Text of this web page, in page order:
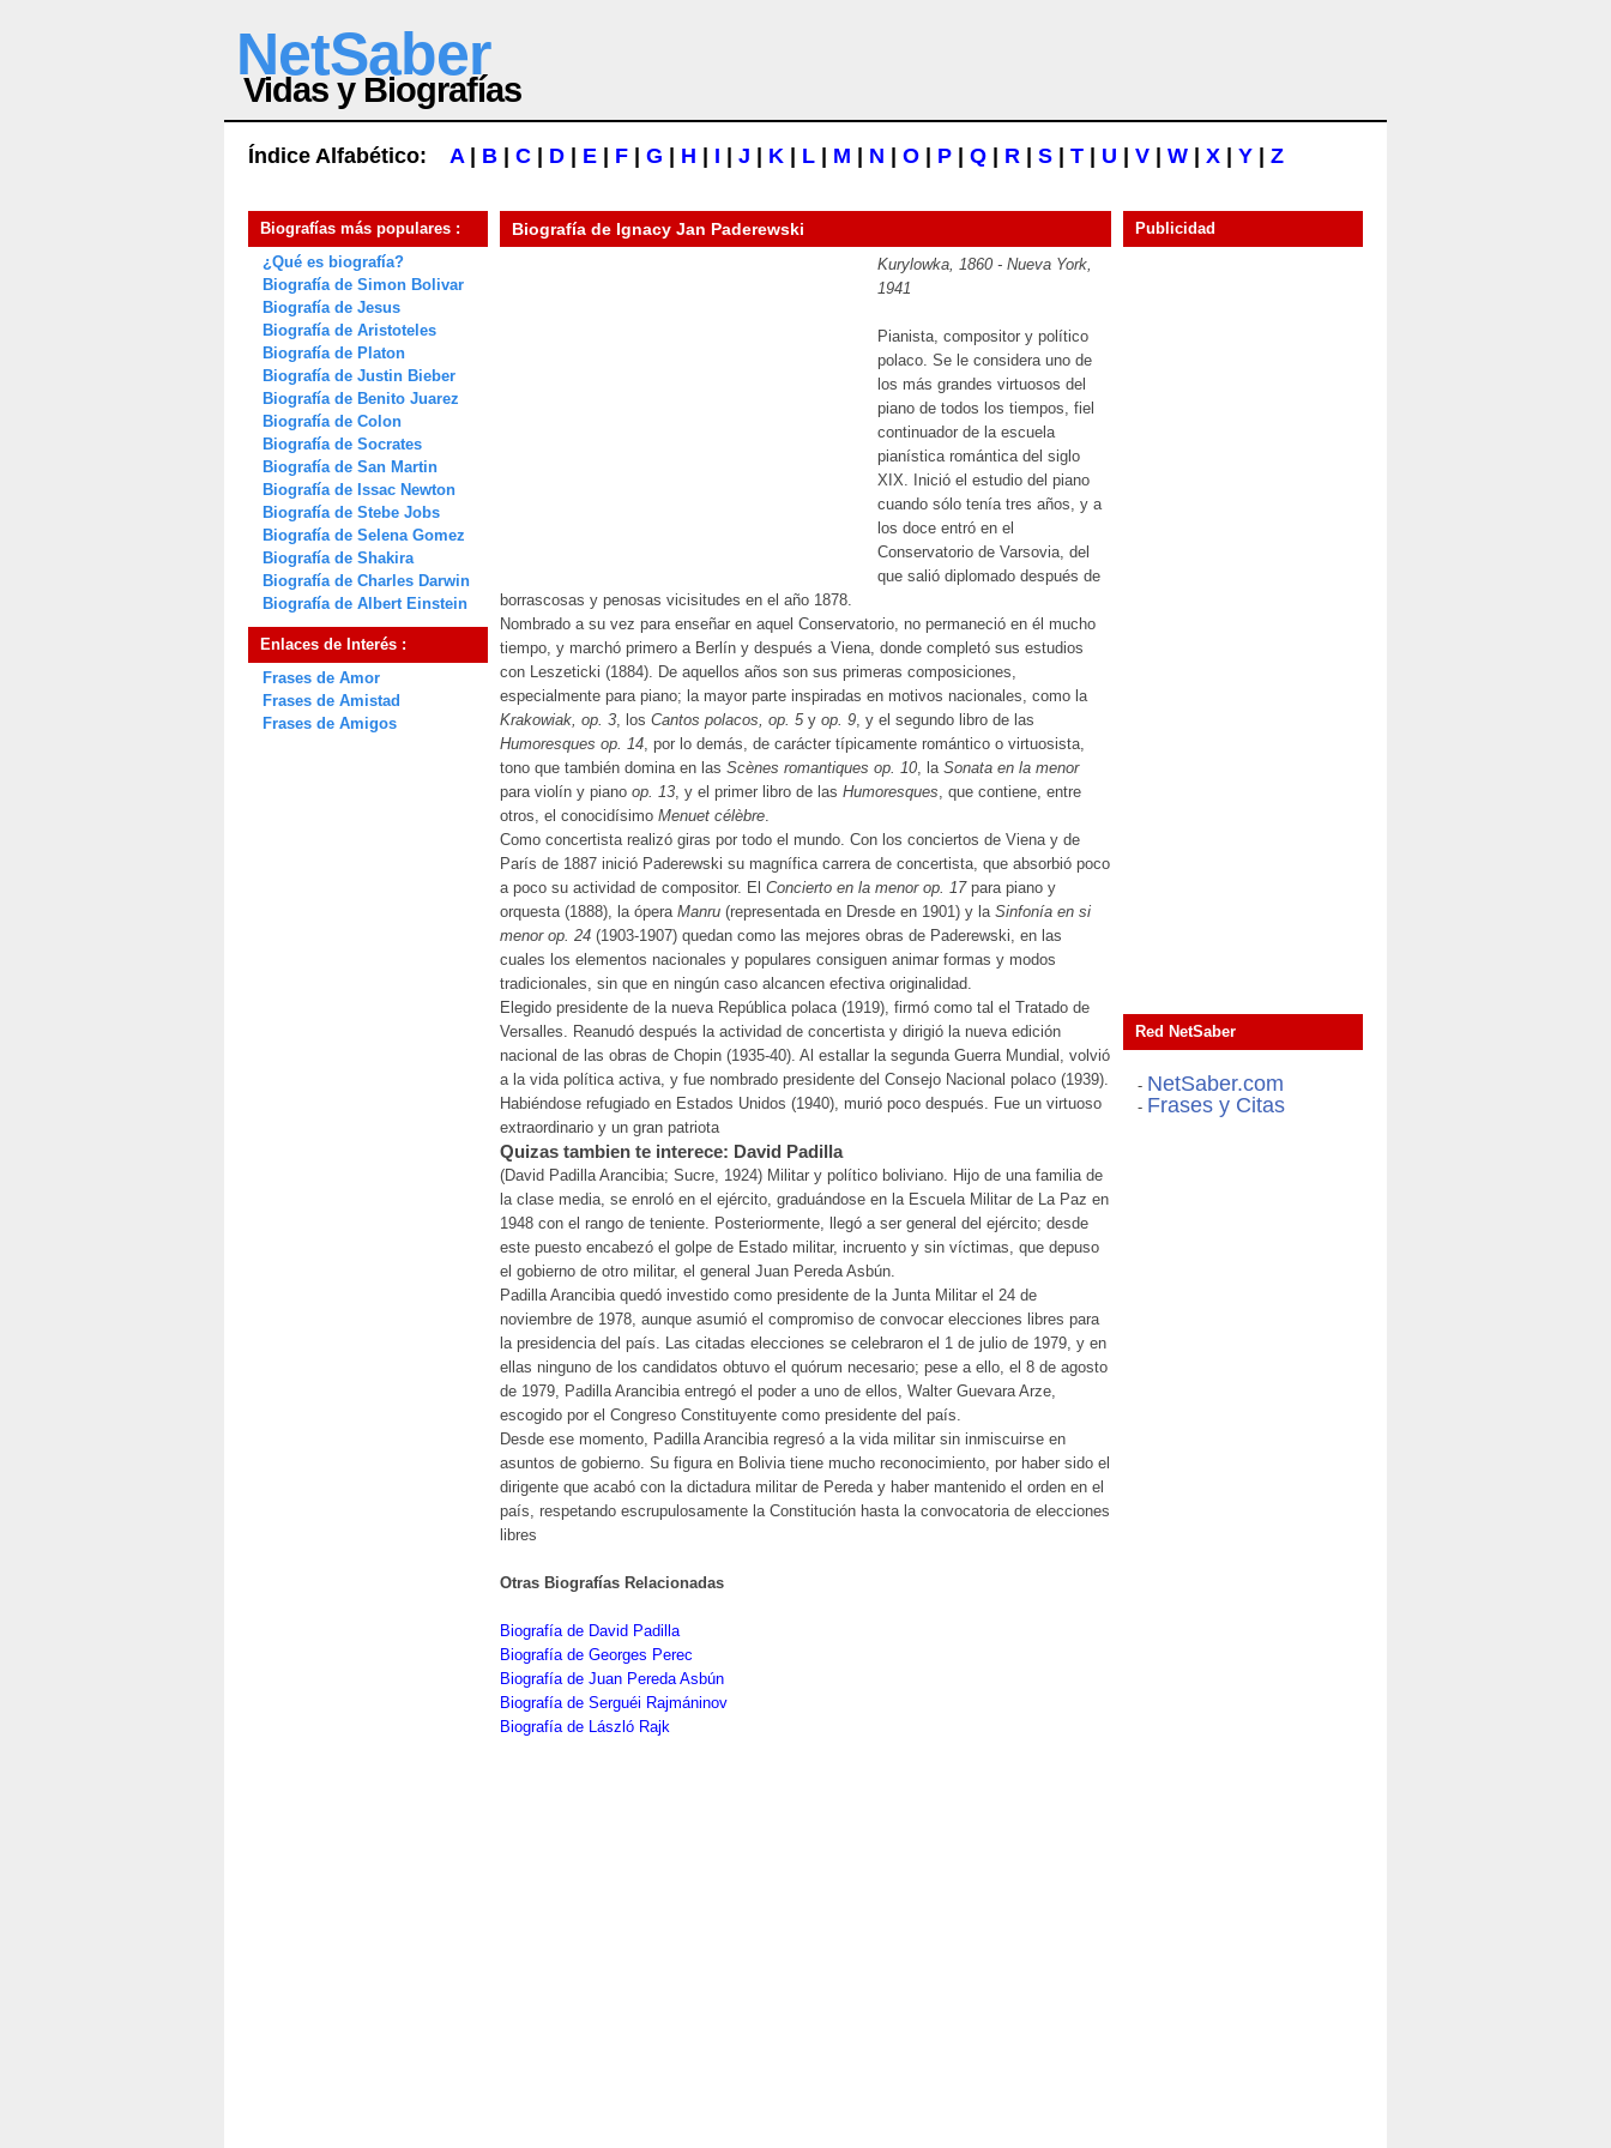
NetSaber
Vidas y Biografías
Índice Alfabético: A| B C D E F G H I J K L M N O P Q R S T U V W X Y Z
Biografías más populares :
¿Qué es biografía?
Biografía de Simon Bolivar
Biografía de Jesus
Biografía de Aristoteles
Biografía de Platon
Biografía de Justin Bieber
Biografía de Benito Juarez
Biografía de Colon
Biografía de Socrates
Biografía de San Martin
Biografía de Issac Newton
Biografía de Stebe Jobs
Biografía de Selena Gomez
Biografía de Shakira
Biografía de Charles Darwin
Biografía de Albert Einstein
Enlaces de Interés :
Frases de Amor
Frases de Amistad
Frases de Amigos
Biografía de Ignacy Jan Paderewski
Kurylowka, 1860 - Nueva York,
1941
Pianista, compositor y político
polaco. Se le considera uno de
los más grandes virtuosos del
piano de todos los tiempos, fiel
continuador de la escuela
pianística romántica del siglo
XIX. Inició el estudio del piano
cuando sólo tenía tres años, y a
los doce entró en el
Conservatorio de Varsovia, del
que salió diplomado después de
borrascosas y penosas vicisitudes en el año 1878.
Nombrado a su vez para enseñar en aquel Conservatorio, no permaneció en él mucho
tiempo, y marchó primero a Berlín y después a Viena, donde completó sus estudios
con Leszeticki (1884). De aquellos años son sus primeras composiciones,
especialmente para piano; la mayor parte inspiradas en motivos nacionales, como la
Krakowiak, op. 3, los Cantos polacos, op. 5y op. 9, y el segundo libro de las
Humoresques op. 14, por lo demás, de carácter típicamente romántico o virtuosista,
tono que también domina en las Scènes romantiques op. 10, la Sonata en la menor
para violín y piano op. 13, y el primer libro de las Humoresques, que contiene, entre
otros, el conocidísimo Menuet célèbre.
Como concertista realizó giras por todo el mundo. Con los conciertos de Viena y de
París de 1887 inició Paderewski su magnífica carrera de concertista, que absorbió poco
a poco su actividad de compositor. El Concierto en la menor op. 17para piano y
orquesta (1888), la ópera Manru (representada en Dresde en 1901) y la Sinfonía en si
menor op. 24 (1903-1907) quedan como las mejores obras de Paderewski, en las
cuales los elementos nacionales y populares consiguen animar formas y modos
tradicionales, sin que en ningún caso alcancen efectiva originalidad.
Elegido presidente de la nueva República polaca (1919), firmó como tal el Tratado de
Versalles. Reanudó después la actividad de concertista y dirigió la nueva edición
nacional de las obras de Chopin (1935-40). Al estallar la segunda Guerra Mundial, volvió
a la vida política activa, y fue nombrado presidente del Consejo Nacional polaco (1939).
Habiéndose refugiado en Estados Unidos (1940), murió poco después. Fue un virtuoso
extraordinario y un gran patriota
Quizas tambien te interece: David Padilla
(David Padilla Arancibia; Sucre, 1924) Militar y político boliviano. Hijo de una familia de
la clase media, se enroló en el ejército, graduándose en la Escuela Militar de La Paz en
1948 con el rango de teniente. Posteriormente, llegó a ser general del ejército; desde
este puesto encabezó el golpe de Estado militar, incruento y sin víctimas, que depuso
el gobierno de otro militar, el general Juan Pereda Asbún.
Padilla Arancibia quedó investido como presidente de la Junta Militar el 24 de
noviembre de 1978, aunque asumió el compromiso de convocar elecciones libres para
la presidencia del país. Las citadas elecciones se celebraron el 1 de julio de 1979, y en
ellas ninguno de los candidatos obtuvo el quórum necesario; pese a ello, el 8 de agosto
de 1979, Padilla Arancibia entregó el poder a uno de ellos, Walter Guevara Arze,
escogido por el Congreso Constituyente como presidente del país.
Desde ese momento, Padilla Arancibia regresó a la vida militar sin inmiscuirse en
asuntos de gobierno. Su figura en Bolivia tiene mucho reconocimiento, por haber sido el
dirigente que acabó con la dictadura militar de Pereda y haber mantenido el orden en el
país, respetando escrupulosamente la Constitución hasta la convocatoria de elecciones
libres
Otras Biografías Relacionadas
Biografía de David Padilla
Biografía de Georges Perec
Biografía de Juan Pereda Asbún
Biografía de Serguéi Rajmáninov
Biografía de László Rajk
Publicidad
Red NetSaber
- NetSaber.com
- Frases y Citas